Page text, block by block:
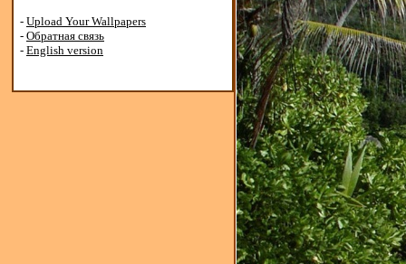
- Upload Your Wallpapers
- Обратная связь
- English version